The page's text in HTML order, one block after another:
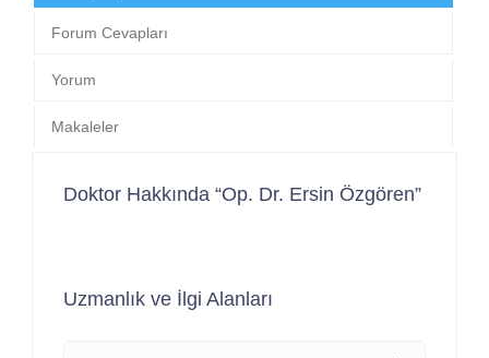
Forum Cevapları
Yorum
Makaleler
Doktor Hakkında “Op. Dr. Ersin Özgören”
Uzmanlık ve İlgi Alanları